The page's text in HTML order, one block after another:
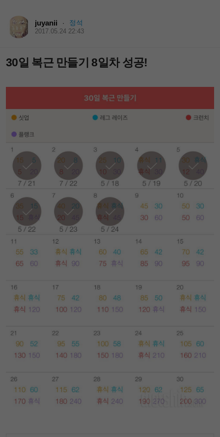
juyanii · 정석
2017.05.24 22:43
30일 복근 만들기 8일차 성공!